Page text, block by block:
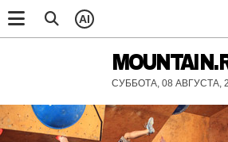
AI
СУББОТА, 08 АВГУСТА,